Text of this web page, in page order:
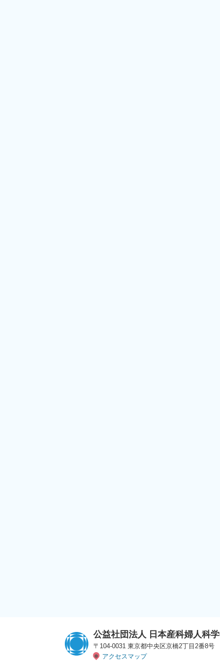
公益社団法人 日本産科婦人科
〒104-0031 東京都中央区京橋2丁目2番8号
アクセスマップ